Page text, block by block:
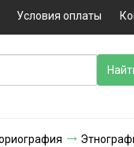
Условия оплаты